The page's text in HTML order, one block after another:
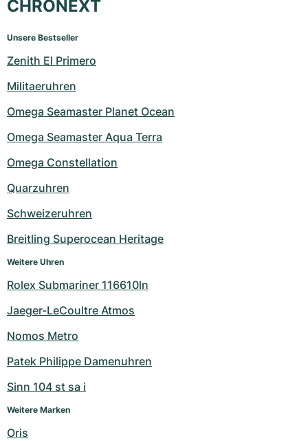
CHRONEXT
Unsere Bestseller
Zenith El Primero
Militaeruhren
Omega Seamaster Planet Ocean
Omega Seamaster Aqua Terra
Omega Constellation
Quarzuhren
Schweizeruhren
Breitling Superocean Heritage
Weitere Uhren
Rolex Submariner 116610ln
Jaeger-LeCoultre Atmos
Nomos Metro
Patek Philippe Damenuhren
Sinn 104 st sa i
Weitere Marken
Oris